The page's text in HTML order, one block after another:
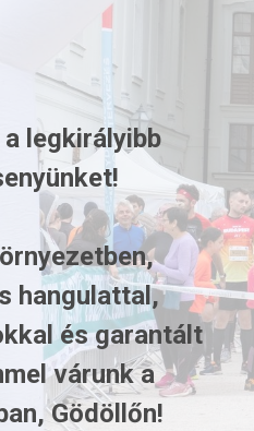
legkirályibb
hangulattal,
és garantált
várunk a
Gödöllőn!